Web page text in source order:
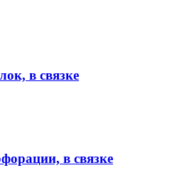
в связке
в связке